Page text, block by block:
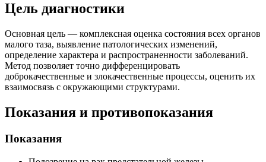
Цель диагностики
Основная цель — комплексная оценка состояния всех органов
малого таза, выявление патологических изменений,
определение характера и распространенности заболеваний.
Метод позволяет точно дифференцировать
доброкачественные и злокачественные процессы, оценить их
взаимосвязь с окружающими структурами.
Показания и противопоказания
Показания